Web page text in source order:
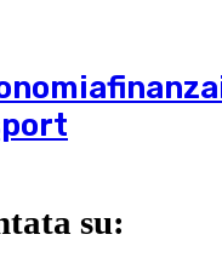
finanza
su: